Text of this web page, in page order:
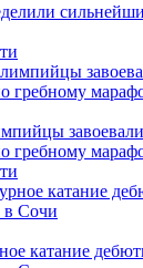
гребному
катание